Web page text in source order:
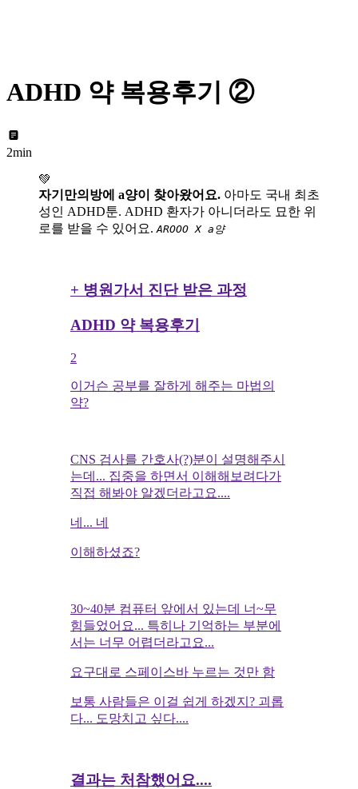
ADHD 약 복용후기 ②
2min
💚
자기만의방에 a양이 찾아왔어요. 아마도 국내 최초
성인 ADHD툰. ADHD 환자가 아니더라도 묘한 위
로를 받을 수 있어요. AROOO X a양
+ 병원가서 진단 받은 과정
ADHD 약 복용후기
2
이거슨 공부를 잘하게 해주는 마법의
약?
CNS 검사를 간호사(?)분이 설명해주시
는데... 집중을 하면서 이해해보려다가
직접 해봐야 알겠더라고요....
네... 네
이해하셨죠?
30~40분 컴퓨터 앞에서 있는데 너~무
힘들었어요... 특히나 기억하는 부분에
서는 너무 어렵더라고요...
요구대로 스페이스바 누르는 것만 함
보통 사람들은 이걸 쉽게 하겠지? 괴롭
다... 도망치고 싶다....
결과는 처참했어요....